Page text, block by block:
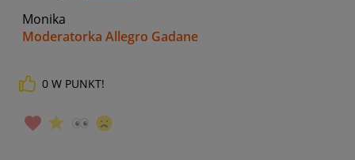
Monika
Moderatorka Allegro Gadane
0 W PUNKT!